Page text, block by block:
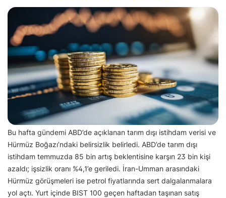
Bu hafta gündemi ABD’de açıklanan tarım dışı istihdam verisi ve
Hürmüz Boğazı’ndaki belirsizlik belirledi. ABD’de tarım dışı
istihdam temmuzda 85 bin artış beklentisine karşın 23 bin kişi
azaldı; işsizlik oranı %4,1’e geriledi. İran-Umman arasındaki
Hürmüz görüşmeleri ise petrol fiyatlarında sert dalgalanmalara
yol açtı. Yurt içinde BIST 100 geçen haftadan taşınan satış